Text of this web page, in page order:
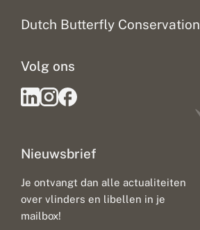
Dutch Butterfly Conservation
Nieuwsbrief
Je ontvangt dan alle actualiteiten
over vlinders en libellen in je
mailbox!
Volg ons